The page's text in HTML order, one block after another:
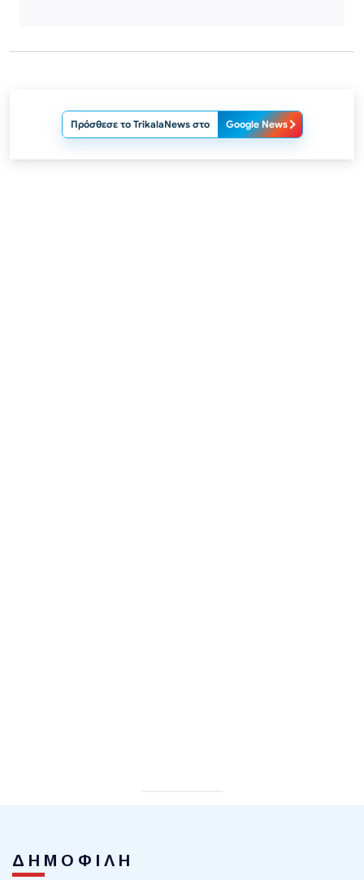
Πρόσθεσε το TrikalaNews στο Google News
ΔΗΜΟΦΙΛΗ